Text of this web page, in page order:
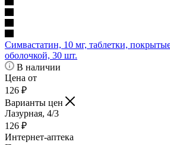
Симвастатин, 10 мг, таблетки,
оболочкой, 30 шт.
В наличии
Цена от
126 ₽
Варианты цен
Лазурная, 4/3
126 ₽
Интернет-аптека